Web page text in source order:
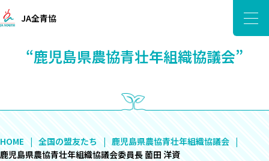
JA全青協
“鹿児島県農協青壮年組織協議会”
HOME 全国の盟友たち
鹿児島県農協青壮年組織協議会
鹿児島県農協青壮年組織協議会委員長 薗田 洋資